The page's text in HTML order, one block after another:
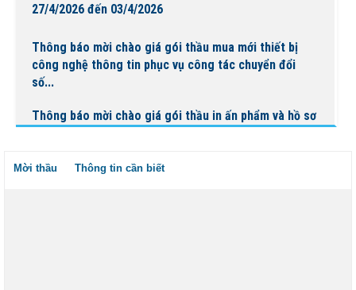
27/4/2026 đến 03/4/2026
Thông báo mời chào giá gói thầu mua mới thiết bị
công nghệ thông tin phục vụ công tác chuyển đổi
số...
Thông báo mời chào giá gói thầu in ấn phẩm và hồ sơ
BỆNH VIỆN NGUYỄN ĐÌNH CHIỂU TỔ CHỨC KHÁM
Mời thầu Thông tin cần biết